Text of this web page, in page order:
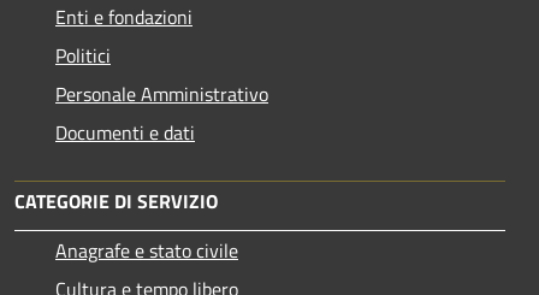
Enti e fondazioni
Politici
Personale Amministrativo
Documenti e dati
CATEGORIE DI SERVIZIO
Anagrafe e stato civile
Cultura e tempo libero